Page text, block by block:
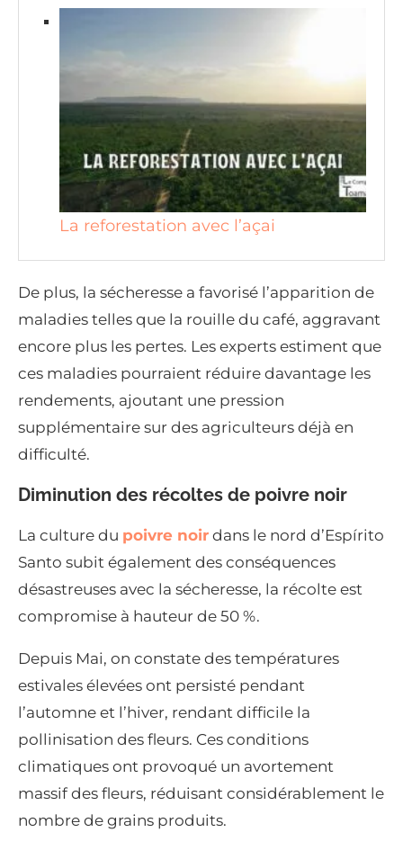
La reforestation avec l’açai
De plus, la sécheresse a favorisé l’apparition de
maladies telles que la rouille du café, aggravant
encore plus les pertes. Les experts estiment que
ces maladies pourraient réduire davantage les
rendements, ajoutant une pression
supplémentaire sur des agriculteurs déjà en
difficulté.
Diminution des récoltes de poivre noir
La culture du poivre noir dans le nord d’Espírito
Santo subit également des conséquences
désastreuses avec la sécheresse, la récolte est
compromise à hauteur de 50 %.
Depuis Mai, on constate des températures
estivales élevées ont persisté pendant
l’automne et l’hiver, rendant difficile la
pollinisation des fleurs. Ces conditions
climatiques ont provoqué un avortement
massif des fleurs, réduisant considérablement le
nombre de grains produits.